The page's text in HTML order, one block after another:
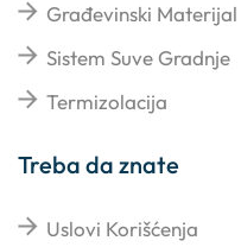
Građevinski Materijal
Sistem Suve Gradnje
Termizolacija
Treba da znate
Uslovi Korišćenja